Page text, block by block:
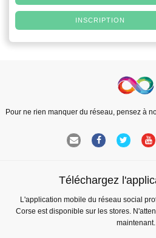
INSCRIPTION
Pour ne rien manquer du réseau, pensez à
Téléchargez
L'application mobile du réseau social
Corse est disponible sur les stores.
maintenant.